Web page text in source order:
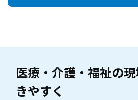
医療・介護・福祉の
きやすく